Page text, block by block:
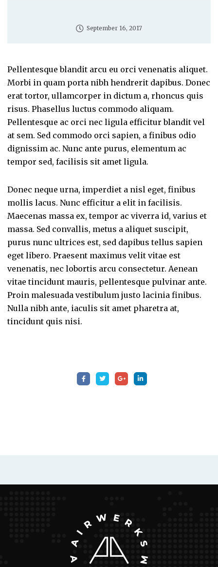
September 16, 2017
Pellentesque blandit arcu eu orci venenatis aliquet.
Morbi in quam porta nibh hendrerit dapibus. Donec
erat tortor, ullamcorper in dictum a, rhoncus quis
risus. Phasellus luctus commodo aliquam.
Pellentesque ac orci nec ligula efficitur blandit vel
at sem. Sed commodo orci sapien, a finibus odio
dignissim ac. Nunc ante purus, elementum ac
tempor sed, facilisis sit amet ligula.
Donec neque urna, imperdiet a nisl eget, finibus
mollis lacus. Nunc efficitur a elit in facilisis.
Maecenas massa ex, tempor ac viverra id, varius et
massa. Sed convallis, metus a aliquet suscipit,
purus nunc ultrices est, sed dapibus tellus sapien
eget libero. Praesent maximus velit vitae est
venenatis, nec lobortis arcu consectetur. Aenean
vitae tincidunt mauris, pellentesque pulvinar ante.
Proin malesuada vestibulum justo lacinia finibus.
Nulla nibh ante, iaculis sit amet pharetra at,
tincidunt quis nisi.